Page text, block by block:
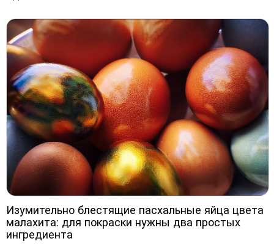
Изумительно блестящие пасхальные яйца цвета
малахита: для покраски нужны два простых
ингредиента